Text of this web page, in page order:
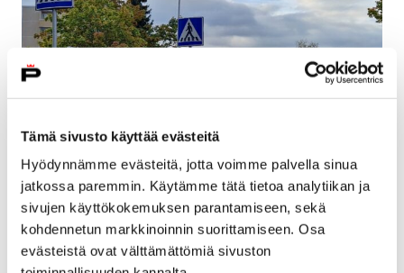
Tämä sivusto käyttää evästeitä
Hyödynnämme evästeitä, jotta voimme palvella sinua
jatkossa paremmin. Käytämme tätä tietoa analytiikan ja
sivujen käyttökokemuksen parantamiseen, sekä
kohdennetun markkinoinnin suorittamiseen. Osa
evästeistä ovat välttämättömiä sivuston
Joukkoliikennejaosto päätti vuorotarjonnan
muutoksista Musassa, Ahlaisissa ja Laviassa